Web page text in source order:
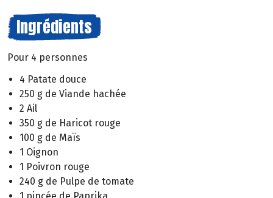
Ingrédients
Pour 4 personnes
4 Patate douce
250 g de Viande hachée
2 Ail
350 g de Haricot rouge
100 g de Maïs
1 Oignon
1 Poivron rouge
240 g de Pulpe de tomate